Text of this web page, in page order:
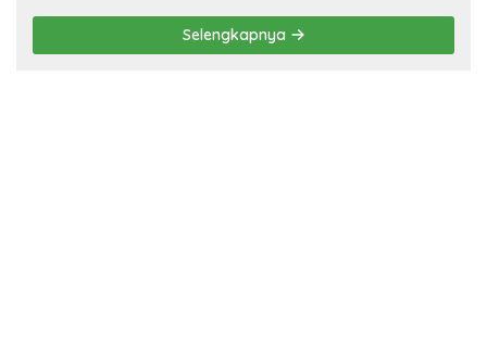
Pelaku Ditangkap
Selengkapnya